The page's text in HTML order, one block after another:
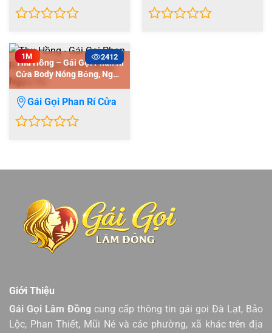
out
of
5
2412
Thu Hồng – Gái Gọi Phan Rí
Cửa Body Nóng Bỏng, Ngực
1M
Gái Gọi Phan Rí Cửa
Giới Thiệu
Gái Gọi Lâm Đồng cung cấp thông tin gái goi Đà Lạt, Bảo
Lộc, Phan Thiết, Mũi Né và các phường, xã khác trên địa